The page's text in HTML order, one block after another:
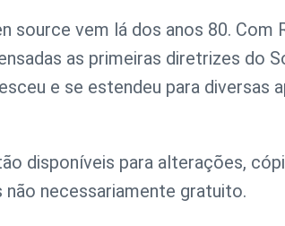
source vem lá dos anos 80. Com
as primeiras diretrizes do
e se estendeu para diversas
disponíveis para alterações,
necessariamente gratuito.